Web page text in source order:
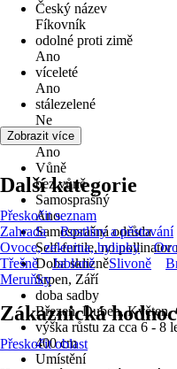
Český název
Fíkovník
odolné proti zimě
Ano
víceleté
Ano
stálezelené
Ne
Květ
Ano
Vůně
bez vůně
Samosprašný
Ano
Samosprašná odrůda
Self‑fertile, no pollinator
Doba sklizně
Srpen, Září
doba sadby
Březen, Duben, Květen,
výška růstu za cca 6 - 8
400 cm
Umístění
Zobrazit více
Další kategorie
Přeskočit seznam
Zahrada
Rostliny a pěstování
Ovoce, zelenina, bylinky
Třešně
Jabloně Slivoně
Meruňky
Zákaznická
Přeskočit oblast